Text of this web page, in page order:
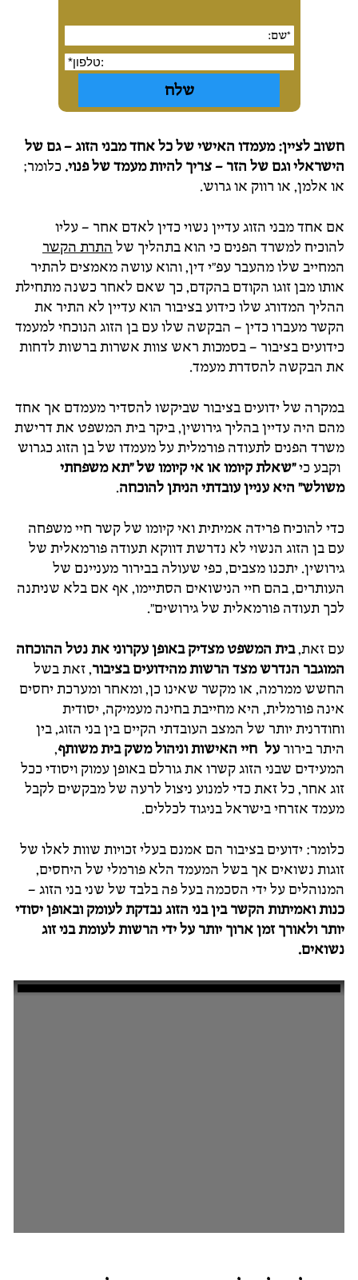
חשוב לציין: מעמדו האישי של כל אחד מבני הזוג – גם של
הישראלי וגם של הזר – צריך להיות מעמד של פנוי. כלומר;
או אלמן, או רווק או גרוש.
אם אחד מבני הזוג עדיין נשוי כדין לאדם אחר – עליו
להוכיח למשרד הפנים כי הוא בתהליך של התרת הקשר
המחייב שלו מהעבר עפ"י דין, והוא עושה מאמצים להתיר
אותו מבן זוגו הקודם בהקדם, כך שאם לאחר כשנה מתחילת
ההליך המדורג שלו כידוע בציבור הוא עדיין לא התיר את
הקשר מעברו כדין – הבקשה שלו עם בן הזוג הנוכחי למעמד
כידועים בציבור – בסמכות ראש צוות אשרות ברשות לדחות
את הבקשה להסדרת מעמד.
במקרה של ידועים בציבור שביקשו להסדיר מעמדם אך אחד
מהם היה עדיין בהליך גירושין, ביקר בית המשפט את דרישת
משרד הפנים לתעודה פורמלית על מעמדו של בן הזוג כגרוש
וקבע כי"שאלת קיומו או אי קיומו של "תא משפחתי
משולש" היא עניין עובדתי הניתן להוכחה.
כדי להוכיח פרידה אמיתית ואי קיומו של קשר חיי משפחה
עם בן הזוג הנשוי לא נדרשת דווקא תעודה פורמאלית של
גירושין. יתכנו מצבים, כפי שעולה בבירור מעניינם של
העותרים, בהם חיי הנישואים הסתיימו, אף אם בלא שניתנה
לכך תעודה פורמאלית של גירושים".
עם זאת,בית המשפט מצדיק באופן עקרוני את נטל ההוכחה
המוגבר הנדרש מצד הרשות מהידועים בציבור, זאת בשל
החשש ממרמה, או מקשר שאינו כן, ומאחר ומערכת יחסים
אינה פורמלית, היא מחייבת בחינה מעמיקה, יסודית
וחודרנית יותר של המצב העובדתי הקיים בין בני הזוג, בין
היתר בירורעל חיי האישות וניהול משק בית משותף,
המעידים שבני הזוג קשרו את גורלם באופן עמוק ויסודי ככל
זוג אחר, כל זאת כדי למנוע ניצול לרעה של מבקשים לקבל
מעמד אזרחי בישראל בניגוד לכללים.
כלומר: ידועים בציבור הם אמנם בעלי זכויות שוות לאלו של
זוגות נשואים אך בשל המעמד הלא פורמלי של היחסים,
המנוהלים על ידי הסכמה בעל פה בלבד של שני בני הזוג –
כנות ואמיתות הקשר בין בני הזוג נבדקת לעומק ובאופן יסודי
יותר ולאורך זמן ארוך יותר על ידי הרשות לעומת בני זוג
נשואים.